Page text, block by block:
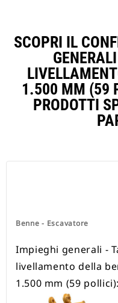
SCOPRI IL
1.500 MM (59
PRODOTTI
Benne - Escavatore
Impieghi generali -
livellamento della
1.500 mm (59